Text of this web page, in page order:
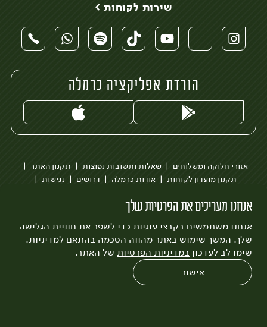
אנחנו מעריכים את הפרטיות שלך
אנחנו משתמשים בקבצי עוגיות כדי לשפר את חוויית הגלישה
שלך. המשך שימוש באתר מהווה הסכמה בהתאם למדיניות.
שימו לב לעדכון במדיניות הפרטיות של האתר.
אישור
שירות לקוחות >
הורדת אפליקציה כרמלה
אזורי חלוקה ומשלוחים שאלות ותשובות נפוצות
תקנון האתר
תקנון מועדון לקוחות
אודות כרמלה דרושים
נגישות
לצפייה בעדכון מדיניות פרטיות
עיצוב:3bears פיתוח:Quatro